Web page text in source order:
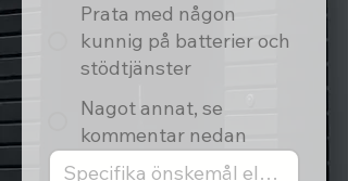
Prata med någon
kunnig på batterier och
stödtjänster
Nagot annat, se
kommentar nedan